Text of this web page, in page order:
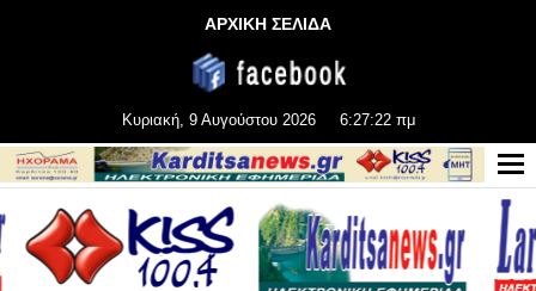
ΑΡΧΙΚΗ ΣΕΛΙΔΑ
Κυριακή, 9 Αυγούστου 2026 6:27:23 πμ